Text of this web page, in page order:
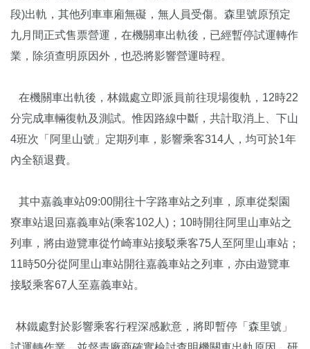
段)出軌，其他列車車廂無礙，無人員受傷。森里號原預定
九月間正式售票營運，在機關車出軌後，已經暫停試運轉作
業，除須查明原因外，也恐將影響營運時程。
在機關車出軌後，林鐵處立即派員前往現場復軌，12時22
分完成車輛復軌及測試。惟因路線中斷，共計取消上、下山
4班次「阿里山號」定期列車，影響乘客314人，均可於1年
內全額退費。
其中嘉義車站09:00開往十字路車站之列車，原車從梨園
寮車站退回嘉義車站(乘客102人)；10時開往阿里山車站之
列車，將由遊覽車從竹崎車站接駁乘客75人至阿里山車站；
11時50分從阿里山車站開往嘉義車站之列車，亦由遊覽車
接駁乘客67人至嘉義車站。
林鐵處對於影響乘客行程深感歉意，將即暫停「森里號」